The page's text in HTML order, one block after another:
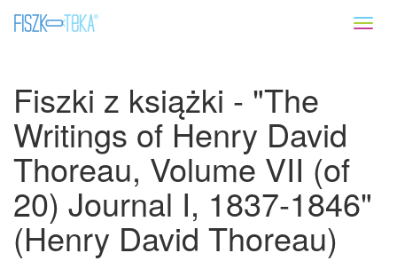
Fiszki z książki - "The
Writings of Henry David
Thoreau, Volume VII (of
20) Journal I, 1837-1846"
(Henry David Thoreau)